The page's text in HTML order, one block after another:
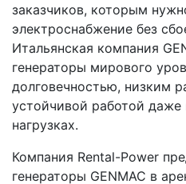
заказчиков, которым
электроснабжение без
Итальянская компания
генераторы мирового
долговечностью, низким
устойчивой работой
нагрузках.
Компания Rental-Power
генераторы GENMAC в